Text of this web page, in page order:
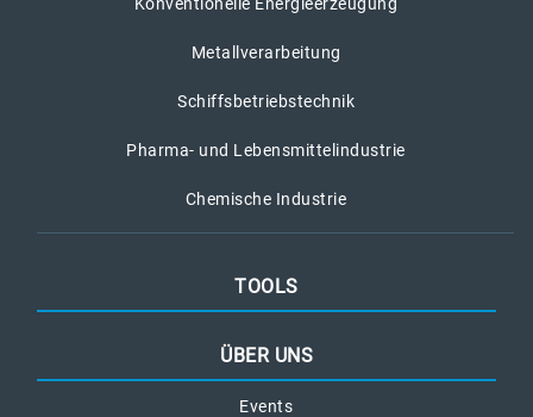
Metallverarbeitung
Schiffsbetriebstechnik
Pharma- und Lebensmittelindustrie
Chemische Industrie
TOOLS
ÜBER UNS
Events